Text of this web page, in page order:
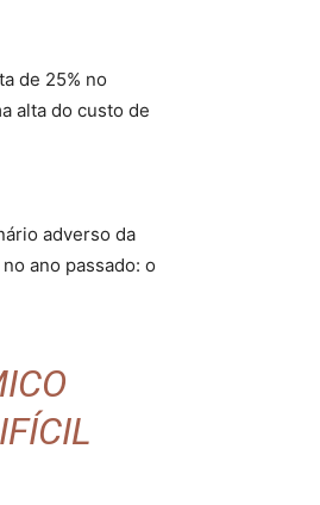
de 25% no
alta do custo de
adverso da
ano passado: o